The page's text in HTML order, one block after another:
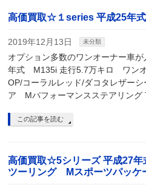
高価買取☆１series 平成25年
2019年12月13日 未分類
オプション多数のワンオーナー車
年式 M135i 走行5.7万キロ ワン
OP/コーラルレッド/ダコタレザー
ア Mパフォーマンスステアリング
この記事を読む
高価買取☆5シリーズ 平成27年
ツーリング Mスポーツパッケ